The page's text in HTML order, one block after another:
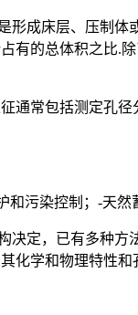
成床层、压制
的总体积之比
通常包括测定孔
污染控制；-天
定，已有多种
化学和物理特性